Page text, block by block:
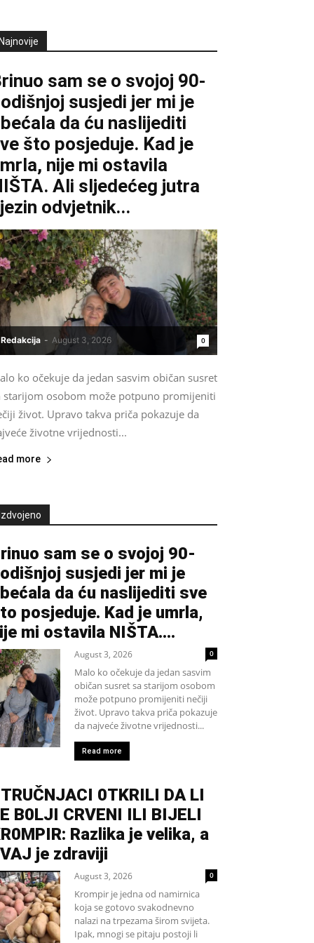
sam se o svojoj 90-
susjedi jer mi je
da ću naslijediti
što posjeduje. Kad je
nije mi ostavila
Ali sljedećeg jutra
odvjetnik...
Redakcija - August 3, 2026 0
ko očekuje da jedan sasvim običan susret
starijom osobom može potpuno promijeniti
život. Upravo takva priča pokazuje da
životne vrijednosti...
more
sam se o svojoj 90-
susjedi jer mi je
da ću naslijediti sve
posjeduje. Kad je umrla,
mi ostavila NIŠTA....
August 3, 2026 0
Malo ko očekuje da jedan sasvim
običan susret sa starijom osobom
može potpuno promijeniti nečiji
život. Upravo takva priča pokazuje
da najveće životne vrijednosti...
Read more
0TKRILI DA LI
B0LJI CRVENI ILI BIJELI
Razlika je velika, a
je zdraviji
August 3, 2026 0
Krompir je jedna od namirnica
koja se gotovo svakodnevno
nalazi na trpezama širom svijeta.
Ipak, mnogi se pitaju postoji li